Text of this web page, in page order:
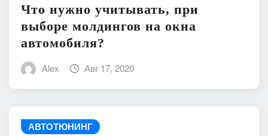
Что нужно учитывать, при
выборе молдингов на окна
автомобиля?
Alex Авг 17, 2020
АВТОТЮНИНГ